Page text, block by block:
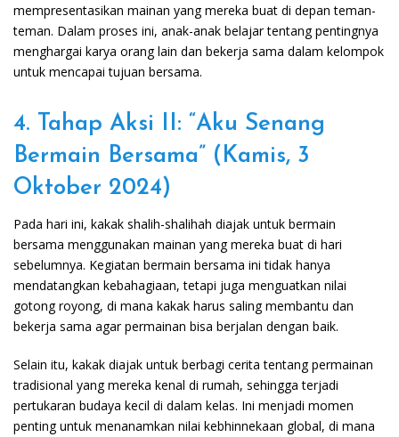
mempresentasikan mainan yang mereka buat di depan teman-
teman. Dalam proses ini, anak-anak belajar tentang pentingnya
menghargai karya orang lain dan bekerja sama dalam kelompok
untuk mencapai tujuan bersama.
4. Tahap Aksi II: “Aku Senang
Bermain Bersama” (Kamis, 3
Oktober 2024)
Pada hari ini, kakak shalih-shalihah diajak untuk bermain
bersama menggunakan mainan yang mereka buat di hari
sebelumnya. Kegiatan bermain bersama ini tidak hanya
mendatangkan kebahagiaan, tetapi juga menguatkan nilai
gotong royong, di mana kakak harus saling membantu dan
bekerja sama agar permainan bisa berjalan dengan baik.
Selain itu, kakak diajak untuk berbagi cerita tentang permainan
tradisional yang mereka kenal di rumah, sehingga terjadi
pertukaran budaya kecil di dalam kelas. Ini menjadi momen
penting untuk menanamkan nilai kebhinnekaan global, di mana